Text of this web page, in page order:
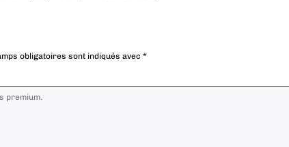
obligatoires sont indiqués avec *